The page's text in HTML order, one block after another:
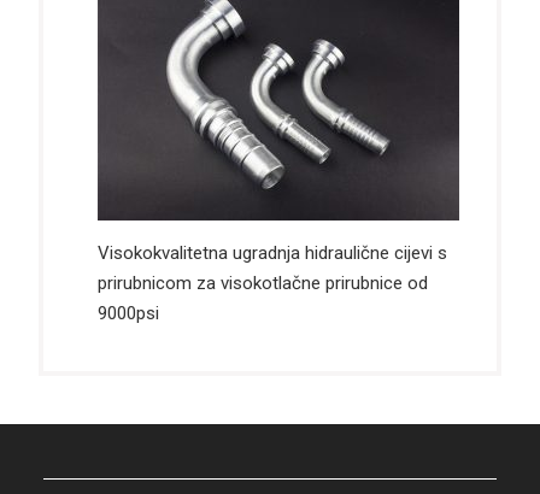
Visokokvalitetna ugradnja hidraulične cijevi s
prirubnicom za visokotlačne prirubnice od
9000psi